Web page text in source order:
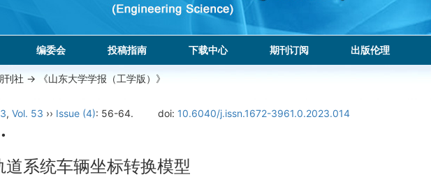
编委会 投稿指南 下载中心 期刊订阅 出版伦理
刊社 -> 《山东大学学报（工学版）》
, Vol. 53 ›› Issue (4): 56-64. doi: 10.6040/j.issn.1672-3961.0.2023.014
系统车辆坐标转换模型